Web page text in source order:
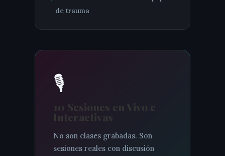
de trauma
🎙️
10 Sesiones en Vivo e
Interactivas
No son clases grabadas. Son
sesiones reales con discusión